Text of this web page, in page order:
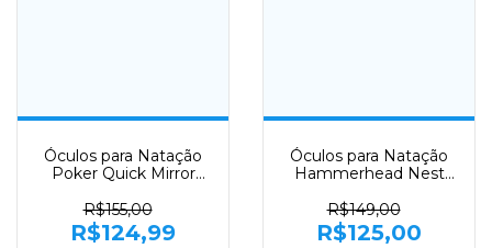
Óculos para Natação
Poker Quick Mirror
R$155,00
R$124,99
Óculos para Natação
Hammerhead Nest
R$149,00
R$125,00